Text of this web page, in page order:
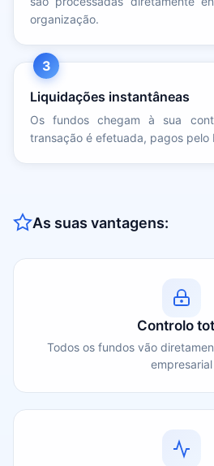
organização.
3
Liquidações instantâneas
Os fundos chegam à sua
transação é efetuada, pagos pelo
As suas vantagens:
Controlo
Todos os fundos vão
empresarial